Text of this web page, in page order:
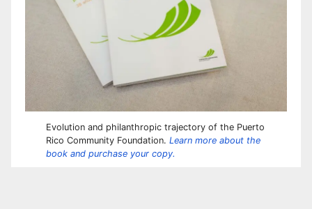
Evolution and philanthropic trajectory of the Puerto
Rico Community Foundation. Learn more about the
book and purchase your copy.